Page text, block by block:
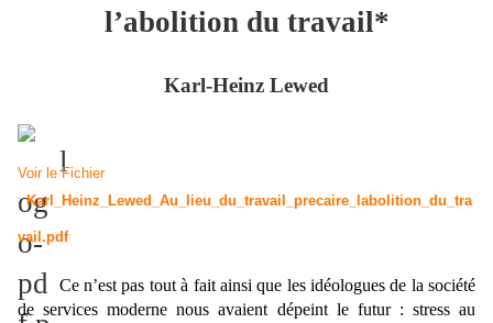
l’abolition du travail*
Karl-Heinz Lewed
Voir le Fichier
:Karl_Heinz_Lewed_Au_lieu_du_travail_precaire_labolition_du_tra
vail.pdf
Ce n’est pas tout à fait ainsi que les idéologues de la société
de services moderne nous avaient dépeint le futur : stress au